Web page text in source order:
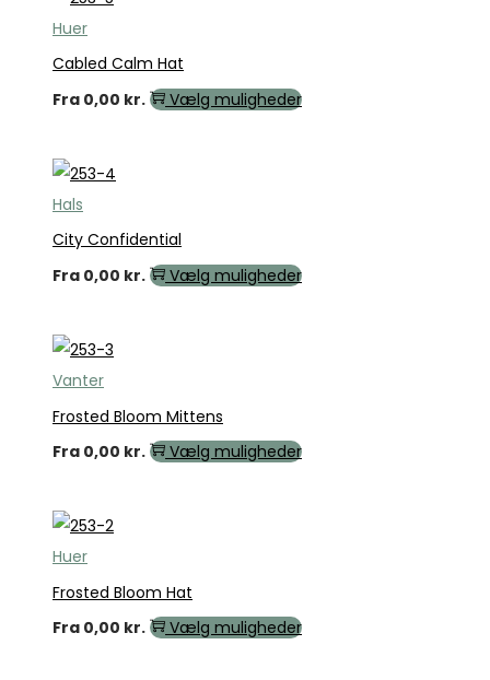
Huer
Cabled Calm Hat
Fra 0,00 kr. Vælg muligheder
Hals
City Confidential
Fra 0,00 kr. Vælg muligheder
Vanter
Frosted Bloom Mittens
Fra 0,00 kr. Vælg muligheder
Huer
Frosted Bloom Hat
Fra 0,00 kr. Vælg muligheder